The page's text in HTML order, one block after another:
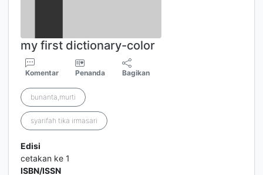
my first dictionary-color
Komentar Penanda Bagikan
bunanta,murti
syarifah tika irmasari
Edisi
cetakan ke 1
ISBN/ISSN